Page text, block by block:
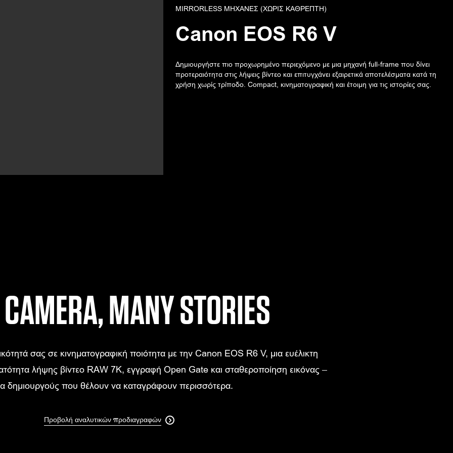
MIRRORLESS ΜΗΧΑΝΈΣ (ΧΩΡΊΣ ΚΑΘΡΈΠΤΗ)
Canon EOS R6 V
Δημιουργήστε πιο προχωρημένο περιεχόμενο με μια μηχανή full-frame που δίνει
προτεραιότητα στις λήψεις βίντεο και επιτυγχάνει εξαιρετικά αποτελέσματα κατά τη
χρήση χωρίς τρίποδο. Compact, κινηματογραφική και έτοιμη για τις ιστορίες σας.
MANY STORIES
σας σε κινηματογραφική ποιότητα με την Canon EOS R6 V, μια ευέλικτη
λήψης βίντεο RAW 7K, εγγραφή Open Gate και σταθεροποίηση εικόνας –
δημιουργούς που θέλουν να καταγράφουν περισσότερα.
Προβολή αναλυτικών προδιαγραφών 